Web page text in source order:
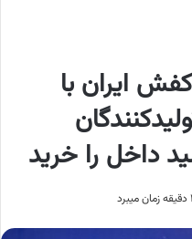
ایران با
داخل را خرید